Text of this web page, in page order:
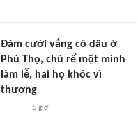
Đám cưới vắng cô dâu ở
Phú Thọ, chú rể một mình
làm lễ, hai họ khóc vì
thương
5 giờ